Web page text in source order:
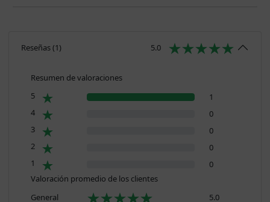
Reseñas(1) 5.0
Resumen de valoraciones
5
1
4
0
3
0
2
0
1
0
Valoración promedio de los clientes
General
5.0